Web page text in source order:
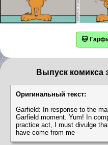
🐱
Выпуск комикса
Оригинальный текст:
Garfield: In response to the
Garfield moment. Yum! In
practice act, I must divulge
have come from me